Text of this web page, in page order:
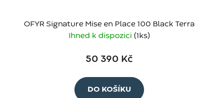
OFYR Signature Mise en Place 100 Black Terra
Ihned k dispozici (1 ks)
50 390 Kč
DO KOŠÍKU